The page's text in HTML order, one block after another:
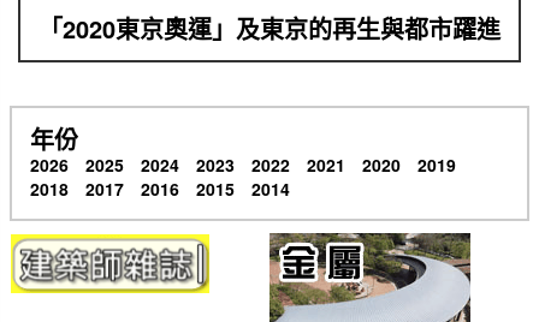
「2020東京奧運」及東京的再生與都市躍進
年份
2026 2025 2024 2023 2022 2021 2020
2019
2018
2017 2016 2015 2014